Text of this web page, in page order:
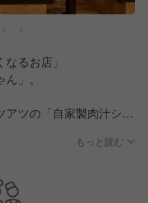
なるお店」
」。
ツの「自家製肉汁シュ
を込めた手作りの品々が
もっと読む